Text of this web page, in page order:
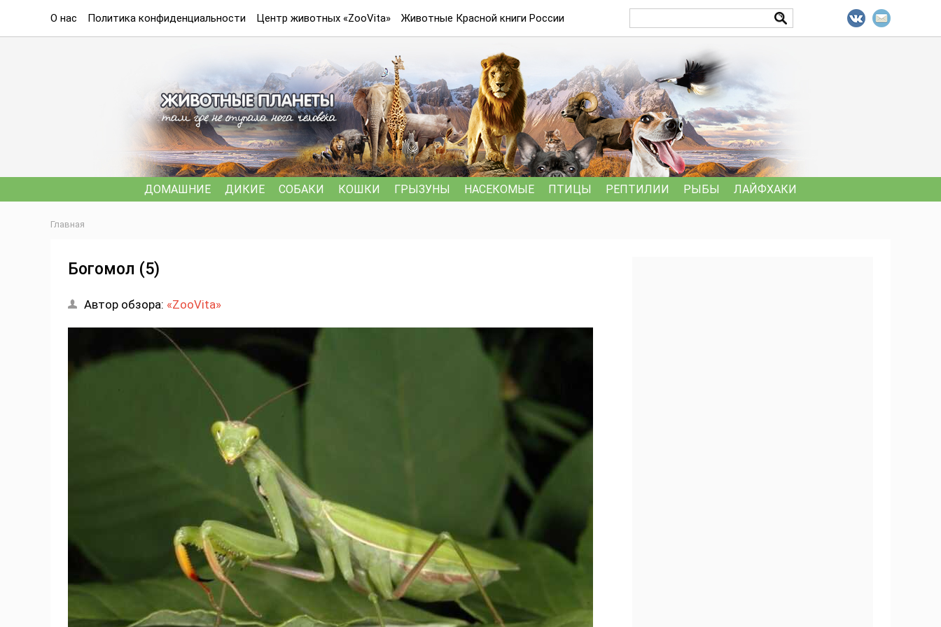
О нас Политика конфиденциальности Центр животных «ZooVita» Животные Красной книги России
ДОМАШНИЕ ДИКИЕ СОБАКИ КОШКИ ГРЫЗУНЫ НАСЕКОМЫЕ ПТИЦЫ РЕПТИЛИИ РЫБЫ ЛАЙФХАКИ
Главная
Богомол (5)
Автор обзора: «ZooVita»